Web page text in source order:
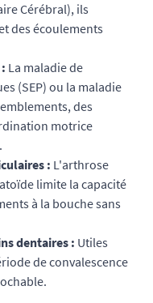
Cérébral), ils
des écoulements
La maladie de
(SEP) ou la maladie
des
motrice
: L'arthrose
limite la capacité
à la bouche sans
dentaires : Utiles
de convalescence